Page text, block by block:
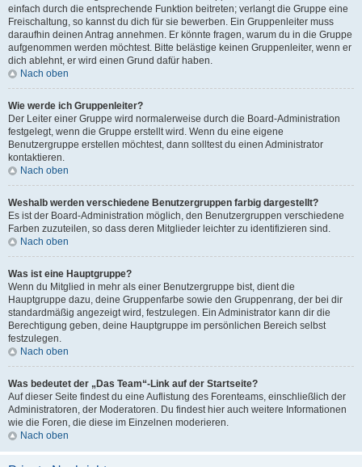
einfach durch die entsprechende Funktion beitreten; verlangt die Gruppe eine
Freischaltung, so kannst du dich für sie bewerben. Ein Gruppenleiter muss
daraufhin deinen Antrag annehmen. Er könnte fragen, warum du in die Gruppe
aufgenommen werden möchtest. Bitte belästige keinen Gruppenleiter, wenn er
dich ablehnt, er wird einen Grund dafür haben.
Nach oben
Wie werde ich Gruppenleiter?
Der Leiter einer Gruppe wird normalerweise durch die Board-Administration
festgelegt, wenn die Gruppe erstellt wird. Wenn du eine eigene
Benutzergruppe erstellen möchtest, dann solltest du einen Administrator
kontaktieren.
Nach oben
Weshalb werden verschiedene Benutzergruppen farbig dargestellt?
Es ist der Board-Administration möglich, den Benutzergruppen verschiedene
Farben zuzuteilen, so dass deren Mitglieder leichter zu identifizieren sind.
Nach oben
Was ist eine Hauptgruppe?
Wenn du Mitglied in mehr als einer Benutzergruppe bist, dient die
Hauptgruppe dazu, deine Gruppenfarbe sowie den Gruppenrang, der bei dir
standardmäßig angezeigt wird, festzulegen. Ein Administrator kann dir die
Berechtigung geben, deine Hauptgruppe im persönlichen Bereich selbst
festzulegen.
Nach oben
Was bedeutet der „Das Team“-Link auf der Startseite?
Auf dieser Seite findest du eine Auflistung des Forenteams, einschließlich der
Administratoren, der Moderatoren. Du findest hier auch weitere Informationen
wie die Foren, die diese im Einzelnen moderieren.
Nach oben